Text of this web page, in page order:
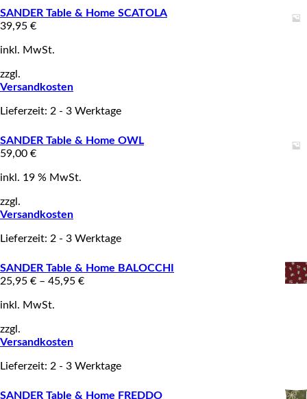
SANDER Table & Home SCATOLA
39,95 €
inkl. MwSt.
zzgl.
Versandkosten
Lieferzeit: 2 - 3 Werktage
SANDER Table & Home OWL
59,00 €
inkl. 19 % MwSt.
zzgl.
Versandkosten
Lieferzeit: 2 - 3 Werktage
SANDER Table & Home BALOCCHI
25,95 € – 45,95 €
inkl. MwSt.
zzgl.
Versandkosten
Lieferzeit: 2 - 3 Werktage
SANDER Table & Home FREDDO